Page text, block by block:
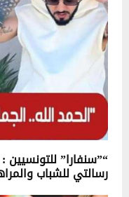
“”سنفارا”
رسالتي للشباب